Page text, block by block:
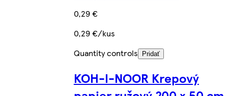
0,29 €
0,29 €/kus
Quantity controls
Pridať
KOH-I-NOOR Krepový